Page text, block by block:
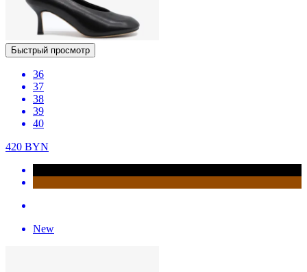
Быстрый просмотр
36
37
38
39
40
420 BYN
New